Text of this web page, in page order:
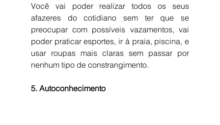
Você vai poder realizar todos os seus
afazeres do cotidiano sem ter que se
preocupar com possíveis vazamentos, vai
poder praticar esportes, ir à praia, piscina, e
usar roupas mais claras sem passar por
nenhum tipo de constrangimento.
5. Autoconhecimento